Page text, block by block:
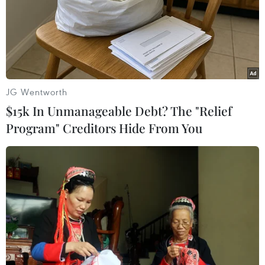
Phải đổi mới công tác quy
hoạch và tổ chức phát
triển hạ tầng
06/08/2026 09:53
Toàn cảnh vụ sai phạm
điểm thi trường THPT
chuyên Tuyên Quang
06/08/2026 09:04
Cầu Đắk Lung sập sau cú
tông của xe tải cẩu, 2 người
thoát chết
06/08/2026 09:00
Biên Hòa
06/08/2026 04:37
JG Wentworth
$15k In Unmanageable Debt? The "Relief
Program" Creditors Hide From You